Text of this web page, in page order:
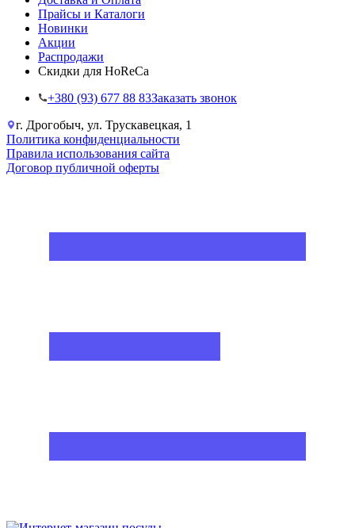
Прайсы и Каталоги
Новинки
Акции
Распродажи
Скидки для HoReCa
+38‎0 (93) 677 88 83Заказать звонок
г. Дрогобыч, ул. Трускавецкая, 1
Политика конфиденциальности
Правила использования сайта
Договор публичной оферты